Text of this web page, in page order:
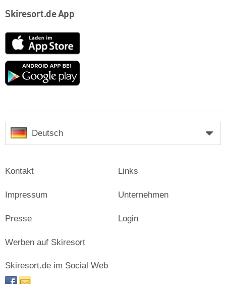
Skiresort.de App
App
Store
Google
Deutsch
Kontakt
Impressum
Presse
Links
Unternehmen
Login
Werben auf Skiresort
Skiresort.de im Social Web